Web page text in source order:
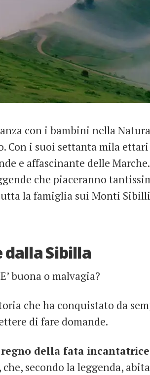
con i bambini nella
Con i suoi settanta mila ettari
e affascinante delle
che piaceranno
la famiglia sui Monti
dalla Sibilla
buona o malvagia?
che ha conquistato da
di fare domande.
della fata
, che, secondo la leggenda,